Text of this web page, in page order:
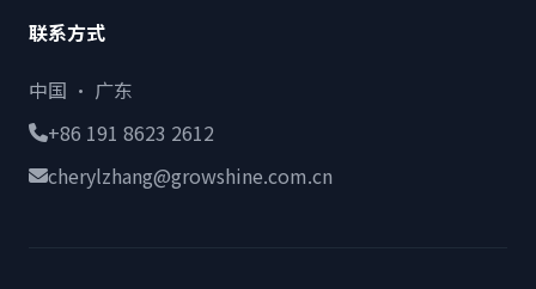
联系方式
中国 · 广东
+86 191 8623 2612
cherylzhang@growshine.com.cn